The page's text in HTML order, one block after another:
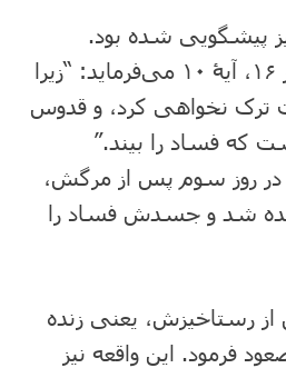
پیشگویی شده بود.
حضرت داوود در مزمور ۱۶، آیۀ ۱۰ می‌فرماید: “زیرا
ترک نخواهی کرد، و قدوس
که فساد را بیند.”
روز سوم پس از مرگش،
شد و جسدش فساد را
رستاخیزش، یعنی زنده
فرمود. این واقعه نیز